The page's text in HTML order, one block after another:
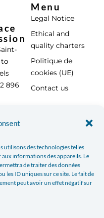
utilisons des technologies telles
informations des appareils. Le
de traiter des données
les ID uniques sur ce site. Le fait de
peut avoir un effet négatif sur
to
896
Menu
Legal Notice
Ethical and
quality charters
Politique de
cookies (UE)
Contact us
of :